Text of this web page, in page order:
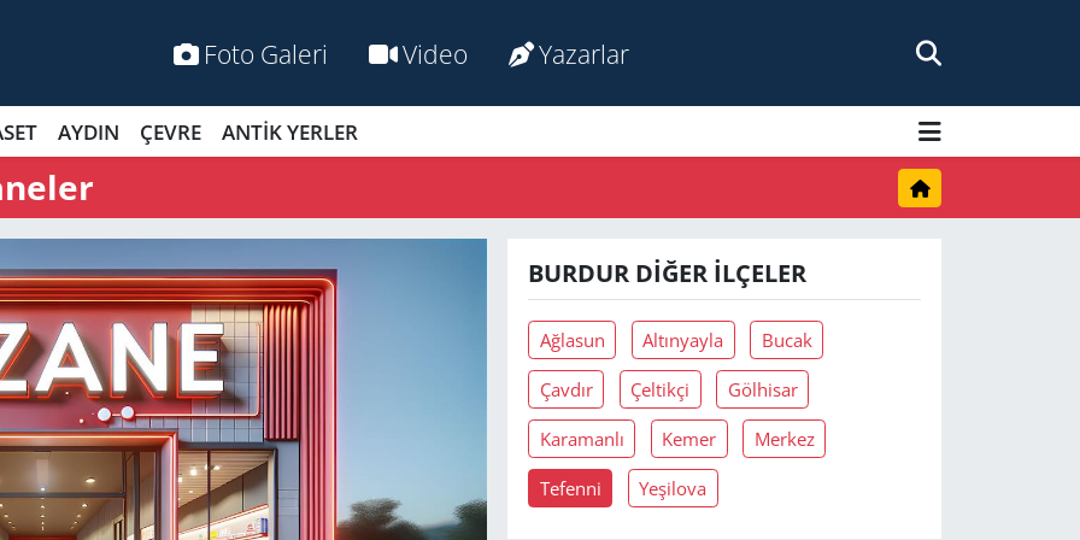
Foto Galeri Video Yazarlar
AYDIN ÇEVRE ANTİK YERLER
BURDUR DIĞER İLÇELER
Ağlasun Altınyayla Bucak
Çavdır Çeltikçi Gölhisar
Karamanlı Kemer Merkez
Tefenni Yeşilova